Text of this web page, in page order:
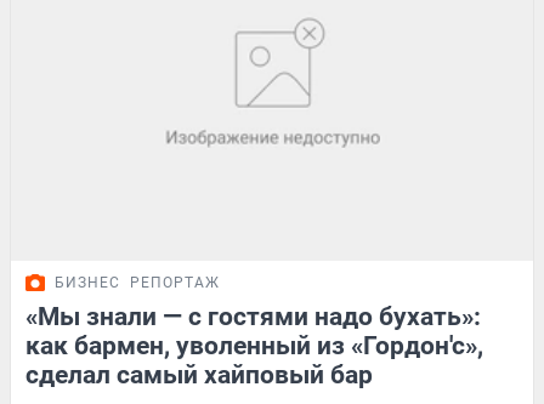
БИЗНЕС РЕПОРТАЖ
«Мы знали — с гостями надо бухать»:
как бармен, уволенный из «Гордон'с»,
сделал самый хайповый бар